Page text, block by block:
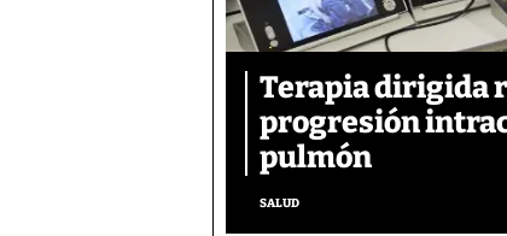
Terapia dirigida
progresión
pulmón
SALUD